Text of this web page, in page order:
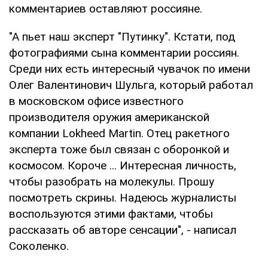
комментариев оставляют россияне.
"А пьет наш эксперт "Путинку". Кстати, под
фотографиями сына комментарии россиян.
Среди них есть интересный чувачок по имени
Олег Валентинович Шульга, который работал
в московском офисе известного
производителя оружия американской
компании Lokheed Martin. Отец ракетного
эксперта тоже был связан с оборонкой и
космосом. Короче ... Интересная личность,
чтобы разобрать на молекулы. Прошу
посмотреть скрины. Надеюсь журналисты
воспользуются этими фактами, чтобы
рассказать об авторе сенсации", - написал
Соколенко.